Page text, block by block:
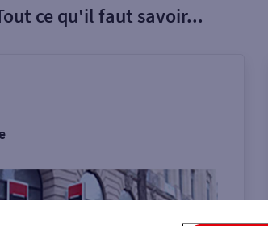
ce qu'il faut savoir...